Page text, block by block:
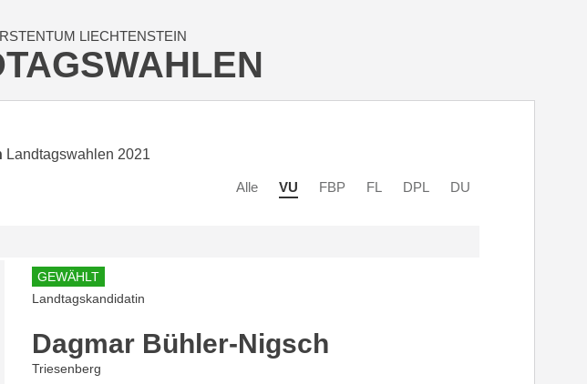
LIECHTENSTEIN
Landtagswahlen 2021
Alle VU FBP FL DPL DU
GEWÄHLT
Landtagskandidatin
Dagmar Bühler-Nigsch
Triesenberg